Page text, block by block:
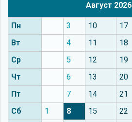
Август 2026
Пн 3 10 17
Вт
4 11 18
Ср
5 12 19
Чт
6 13 20
Пт
7 14 21
Сб
1 8 15 22